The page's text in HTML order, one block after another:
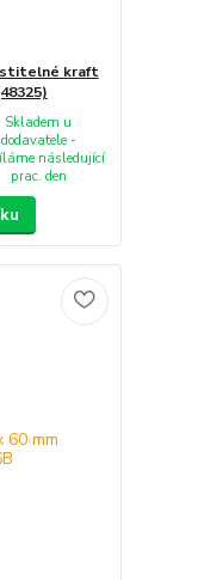
kraft
Skladem u
dodavatele -
následující
prac. den